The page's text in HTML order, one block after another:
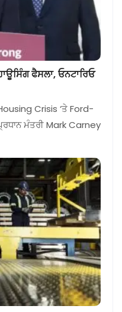
ਫੈਸਲਾ, ਓਨਟਾਰਿਓ
Crisis ‘ਤੇ Ford-
ਮੰਤਰੀ Mark Carney